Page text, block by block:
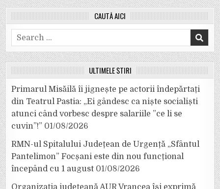
CAUTĂ AICI
Search
for:
ULTIMELE ȘTIRI
Primarul Misăilă îi jignește pe actorii îndepărtați
din Teatrul Pastia: „Ei gândesc ca niște socialiști
atunci când vorbesc despre salariile ”ce li se
cuvin”!” 01/08/2026
RMN-ul Spitalului Județean de Urgență „Sfântul
Pantelimon” Focșani este din nou funcțional
începând cu 1 august 01/08/2026
Organizația județeană AUR Vrancea își exprimă